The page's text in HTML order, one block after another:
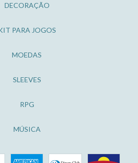
DECORAÇÃO
PARA JOGOS
MOEDAS
SLEEVES
RPG
MÚSICA